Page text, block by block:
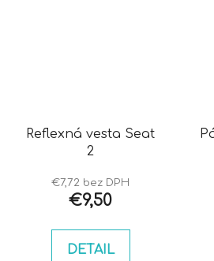
Reflexná vesta Seat
2
€7,72 bez DPH
€9,50
DETAIL